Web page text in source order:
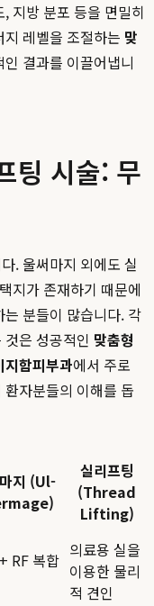
지방 분포 등을 면밀히
레벨을 조절하는 맞
결과를 이끌어냅니
팅 시술: 무
. 울써마지 외에도 실
지가 존재하기 때문에
분들이 많습니다. 각
은 성공적인 맞춤형
지함피부과에서 주로
자분들의 이해를 돕
지 (Ul-
실리프팅
(Thread
Lifting)
RF 복합 의료용 실을
이용한 물리
적 견인